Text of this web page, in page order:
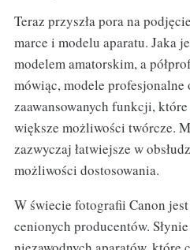
Teraz przyszła pora na
marce i modelu aparatu. Jaka
modelem amatorskim, a
mówiąc, modele profesjonalne
zaawansowanych funkcji,
większe możliwości twórcze.
zazwyczaj łatwiejsze w
możliwości dostosowania.
W świecie fotografii Canon
cenionych producentów.